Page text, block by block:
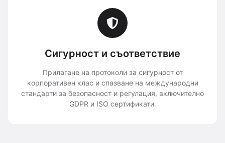
Сигурност и съответствие
Прилагане на протоколи за сигурност от
корпоративен клас и спазване на международни
стандарти за безопасност и регулация, включително
GDPR и ISO сертификати.